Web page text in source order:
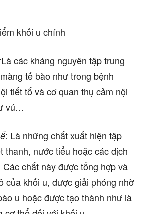
khối u chính
Là các kháng nguyên tập trung
tế bào như trong bệnh
tiết tố và cơ quan thụ cảm nội
vú…
: Là những chất xuất hiện tập
thanh, nước tiểu hoặc các dịch
Các chất này được tổng hợp và
của khối u, được giải phóng nhờ
u hoặc được tạo thành như là